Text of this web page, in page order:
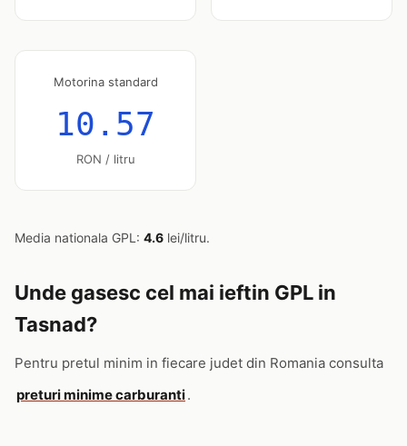
Motorina standard
10.57
RON / litru
Media nationala GPL: 4.6 lei/litru.
Unde gasesc cel mai ieftin GPL in
Tasnad?
Pentru pretul minim in fiecare judet din Romania consulta
preturi minime carburanti.